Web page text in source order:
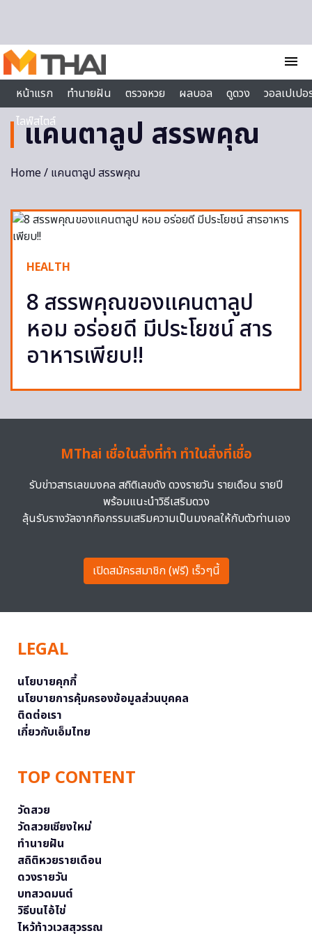
menu
หน้าแรก
ทำนายฝัน ตรวจหวย ผลบอล ดูดวง
วอลเปเป
ไลฟ์สไตล์
แคนตาลูป สรรพคุณ
Home/ แคนตาลูป สรรพคุณ
HEALTH
8 สรรพคุณของแคนตาลูป
หอม อร่อยดี มีประโยชน์ สาร
อาหารเพียบ!!
MThai เชื่อในสิ่งที่ทำ ทำในสิ่งที่เชื่อ
รับข่าวสารเลขมงคล สถิติเลขดัง ดวงรายวัน รายเดือน รายปี
พร้อมแนะนำวิธีเสริมดวง
ลุ้นรับรางวัลจากกิจกรรมเสริมความเป็นมงคลให้กับตัวท่านเอง
เปิดสมัครสมาชิก (ฟรี) เร็วๆนี้
LEGAL
นโยบายคุกกี้
นโยบายการคุ้มครองข้อมูลส่วนบุคคล
ติดต่อเรา
เกี่ยวกับเอ็มไทย
TOP CONTENT
วัดสวย
วัดสวยเชียงใหม่
ทำนายฝัน
สถิติหวยรายเดือน
ดวงรายวัน
บทสวดมนต์
วิธีบนไอ้ไข่
ไหว้ท้าวเวสสุวรรณ